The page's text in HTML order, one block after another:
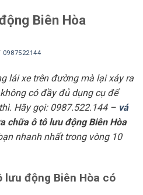
Biên Hòa
0987522144
lái xe trên đường mà lại xảy ra
có đầy đủ dụng cụ để
Hãy gọi: 0987.522.144 – vá
chữa ô tô lưu động Biên Hòa
nhanh nhất trong vòng 10
lưu động Biên Hòa có